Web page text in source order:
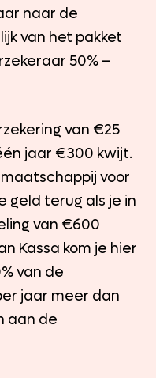
naar de
van het pakket
50% –
van €25
jaar €300 kwijt.
voor
geld terug als je in
van €600
Kassa kom je hier
van de
jaar meer dan
aan de